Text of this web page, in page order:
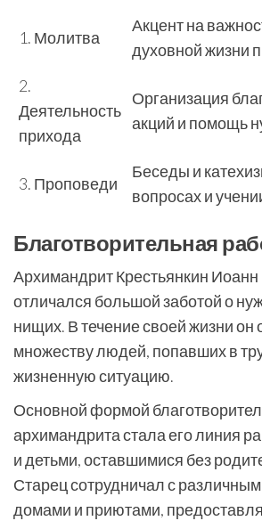
1. Молитва
Акцент на
духовной жизни
2.
Деятельность
прихода
Организация
акций и помощь
3. Проповеди
Беседы и
вопросах и
Благотворительная
Архимандрит Крестьянкин Иоанн
отличался большой заботой о
нищих. В течение своей жизни
множеству людей, попавших в
жизненную ситуацию.
Основной формой
архимандрита стала его линия
и детьми, оставшимися без
Старец сотрудничал с
домами и приютами,